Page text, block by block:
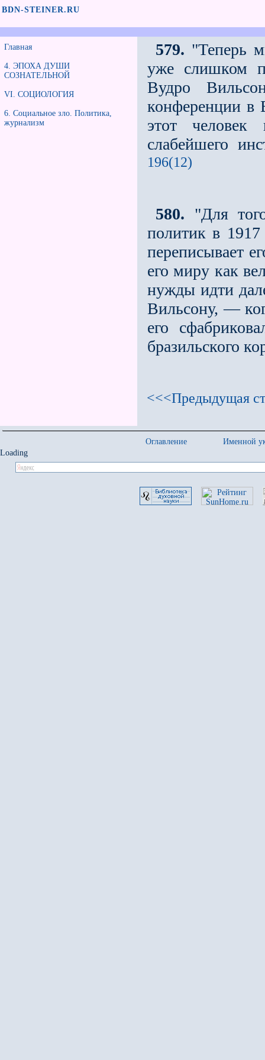
BDN-STEINER.RU
Главная
4. ЭПОХА ДУШИ
СОЗНАТЕЛЬНОЙ
VI. СОЦИОЛОГИЯ
6. Социальное зло. Политика,
журнализм
579. "Теперь
уже слишком
Вудро
конференции в
этот
слабейшего
196(12)
580. "Для
политик в 1917
переписывает
его миру как
нужды идти
Вильсону, —
его
бразильского
<<<Предыдущая
Оглавление
Именной
Loading